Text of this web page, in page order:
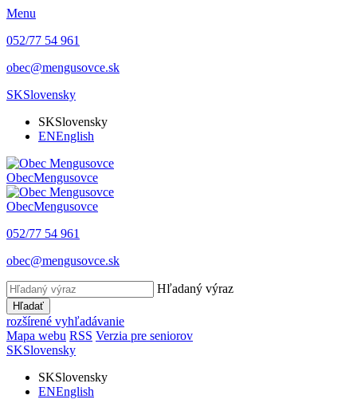
Menu
052/77 54 961
obec@mengusovce.sk
SKSlovensky
SKSlovensky
ENEnglish
ObecMengusovce
ObecMengusovce
052/77 54 961
obec@mengusovce.sk
Hľadaný výraz
Hľadať
rozšírené vyhľadávanie
Mapa webu RSS Verzia pre seniorov
SKSlovensky
SKSlovensky
ENEnglish